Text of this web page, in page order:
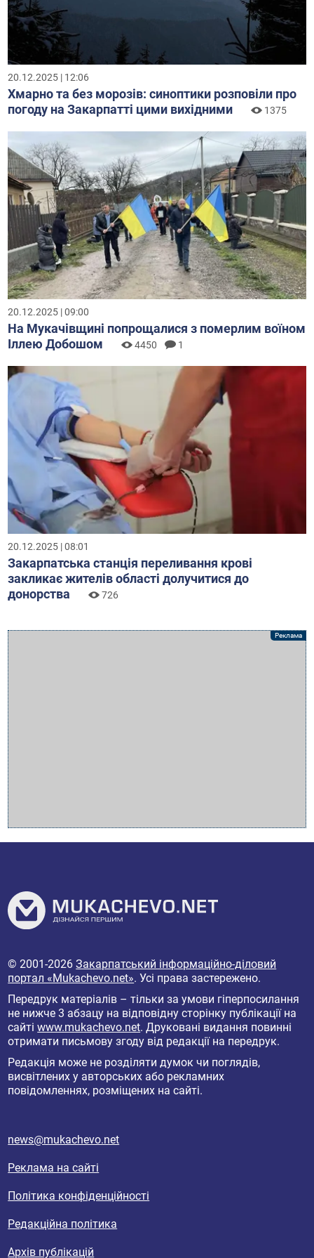
20.12.2025 | 12:06
Хмарно та без морозів: синоптики розповіли про
погоду на Закарпатті цими вихідними
1375
20.12.2025 | 09:00
На Мукачівщині попрощалися з померлим воїном
Іллею Добошом
4450 1
20.12.2025 | 08:01
Закарпатська станція переливання крові
закликає жителів області долучитися до
донорства
726
© 2001-2026Закарпатський інформаційно-діловий
портал «Mukachevo.net». Усі права застережено.
Передрук матеріалів – тільки за умови гіперпосилання
не нижче 3 абзацу на відповідну сторінку публікації на
сайтіwww.mukachevo.net. Друковані видання повинні
отримати письмову згоду від редакції на передрук.
Редакція може не розділяти думок чи поглядів,
висвітлених у авторських або рекламних
повідомленнях, розміщених на сайті.
news@mukachevo.net
Реклама на сайті
Політика конфіденційності
Редакційна політика
Архів публікацій